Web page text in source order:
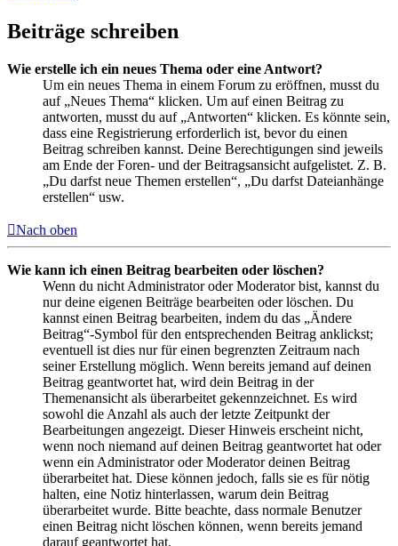
Beiträge schreiben
Wie erstelle ich ein neues Thema oder eine Antwort?
Um ein neues Thema in einem Forum zu eröffnen, musst du
auf „Neues Thema“ klicken. Um auf einen Beitrag zu
antworten, musst du auf „Antworten“ klicken. Es könnte sein,
dass eine Registrierung erforderlich ist, bevor du einen
Beitrag schreiben kannst. Deine Berechtigungen sind jeweils
am Ende der Foren- und der Beitragsansicht aufgelistet. Z. B.
„Du darfst neue Themen erstellen“, „Du darfst Dateianhänge
erstellen“ usw.
Nach oben
Wie kann ich einen Beitrag bearbeiten oder löschen?
Wenn du nicht Administrator oder Moderator bist, kannst du
nur deine eigenen Beiträge bearbeiten oder löschen. Du
kannst einen Beitrag bearbeiten, indem du das „Ändere
Beitrag“-Symbol für den entsprechenden Beitrag anklickst;
eventuell ist dies nur für einen begrenzten Zeitraum nach
seiner Erstellung möglich. Wenn bereits jemand auf deinen
Beitrag geantwortet hat, wird dein Beitrag in der
Themenansicht als überarbeitet gekennzeichnet. Es wird
sowohl die Anzahl als auch der letzte Zeitpunkt der
Bearbeitungen angezeigt. Dieser Hinweis erscheint nicht,
wenn noch niemand auf deinen Beitrag geantwortet hat oder
wenn ein Administrator oder Moderator deinen Beitrag
überarbeitet hat. Diese können jedoch, falls sie es für nötig
halten, eine Notiz hinterlassen, warum dein Beitrag
überarbeitet wurde. Bitte beachte, dass normale Benutzer
einen Beitrag nicht löschen können, wenn bereits jemand
darauf geantwortet hat.